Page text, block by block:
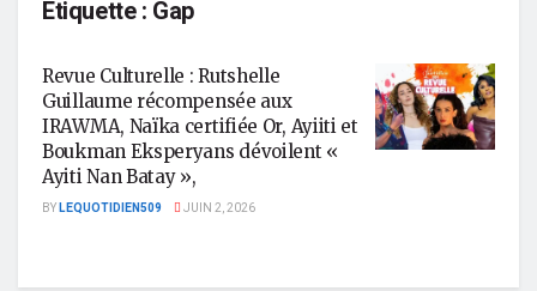
Étiquette : Gap
Revue Culturelle : Rutshelle
Guillaume récompensée aux
IRAWMA, Naïka certifiée Or, Ayiiti et
Boukman Eksperyans dévoilent «
Ayiti Nan Batay »,
BYLEQUOTIDIEN509 JUIN 2, 2026